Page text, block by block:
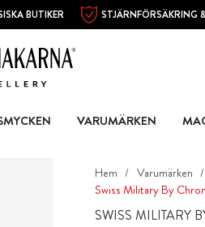
BUTIKER STJÄRNFÖRSÄKRING
VARUMÄRKEN
Hem Varumärken
Swiss Military By
SWISS MILITARY